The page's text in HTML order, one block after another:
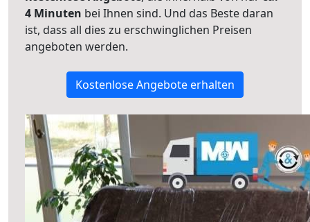
4 Minuten bei Ihnen sind. Und das Beste daran
ist, dass all dies zu erschwinglichen Preisen
angeboten werden.
Kostenlose Angebote erhalten